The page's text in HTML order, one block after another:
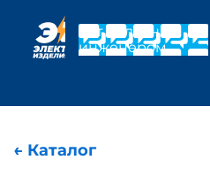
Чат с главным
инженером
← Каталог